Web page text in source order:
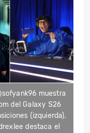
muestra
del Galaxy S26
(izquierda).
destaca el